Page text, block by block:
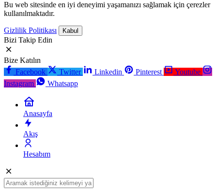
Bu web sitesinde en iyi deneyimi yaşamanızı sağlamak için çerezler
kullanılmaktadır.
Gizlilik Politikası Kabul
Bizi Takip Edin
Bize Katılın
Facebook
Twitter Linkedin Pinterest
Youtube
Instagram
Whatsapp
Anasayfa
Akış
Hesabım